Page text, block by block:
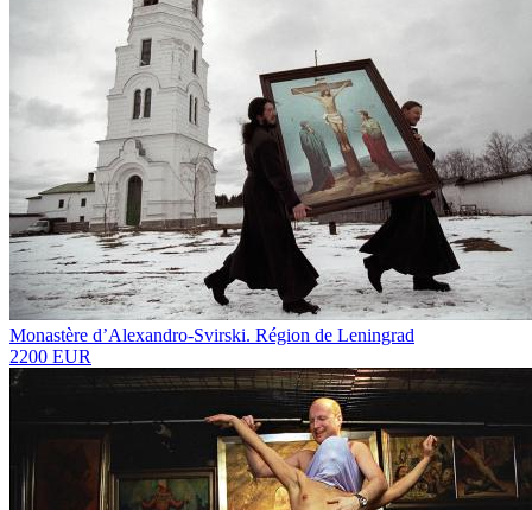
Monastère d’Alexandro-Svirski. Région de Leningrad
2200 EUR